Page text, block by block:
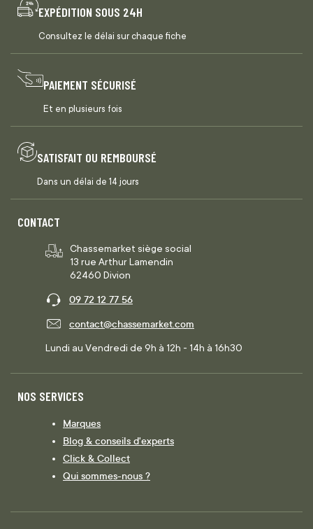
EXPÉDITION SOUS 24H
Consultez le délai sur chaque fiche
PAIEMENT SÉCURISÉ
Et en plusieurs fois
SATISFAIT OU REMBOURSÉ
Dans un délai de 14 jours
CONTACT
Chassemarket siège social
13 rue Arthur Lamendin
62460 Divion
09 72 12 77 56
contact@chassemarket.com
Lundi au Vendredi de 9h à 12h - 14h à 16h30
NOS SERVICES
Marques
Blog & conseils d'experts
Click & Collect
Qui sommes-nous ?